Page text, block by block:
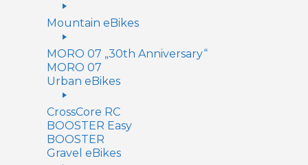
Mountain eBikes
MORO 07 „30th Anniversary“
MORO 07
Urban eBikes
CrossCore RC
BOOSTER Easy
BOOSTER
Gravel eBikes